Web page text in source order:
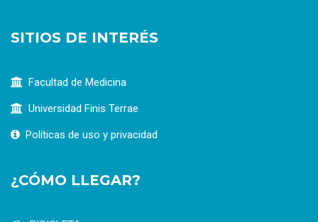
SITIOS DE INTERÉS
Facultad de Medicina
Universidad Finis Terrae
Políticas de uso y privacidad
¿CÓMO LLEGAR?